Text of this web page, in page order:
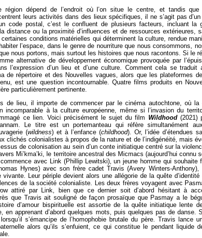
région dépend de l’endroit où l’on situe le centre, et tandis
leurs activités dans des lieux spécifiques, il ne s’agit pas
code postal, c’est le confluent de plusieurs facteurs, incluant la
distance ou la proximité d’influences et de ressources extérieures,
conditions matérielles qui déterminent la culture, rendue
l’espace, dans le genre de nourriture que nous consommons,
nous portons, mais surtout les histoires que nous racontons. Si le
alternative de développement économique provoquée par
l’expression d’un lieu et d’une culture. Comment cela se traduit
de répertoire et des Nouvelles vagues, alors que les plateformes de
est une question incontournable. Quatre films produits en
particulièrement pertinente.
de lieu, il importe de commencer par le cinéma autochtone, où la
incomparable à la culture européenne, même si l’invasion du
ce lien. Voici précisément le sujet du film Wildhood(2021)
Le titre est un portemanteau qui réfère simultanément
(wildness) et à l’enfance (childhood). Or, l’idée d’étendues
clichés colonialistes à propos de la nature et de l’indigénéité, mais
de colonisation au sein d’un conte initiatique centré sur la
Mi’kma’ki, le territoire ancestral des Micmacs (aujourd’hui connu
avec Link (Phillip Lewitski), un jeune homme qui souhaite
Hynes) avec son frère cadet Travis (Avery Winters-Anthony),
vivante. Leur périple devient alors une allégorie de la quête
de la société colonialiste. Les deux frères voyagent avec
attiré par Link, bien que ce dernier soit d’abord hésitant à
que Travis ait souligné de façon prosaïque que Pasmay a le
d’amour bispirituelle est assortie de la quête initiatique lente
en apprenant d’abord quelques mots, puis quelques pas de danse.
s’émancipe de l’homophobie brutale du père. Travis lance
alors qu’ils s’enfuient, ce qui constitue le pendant liquide